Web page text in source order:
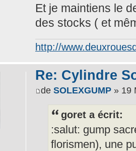
Et je maintiens le
des stocks ( et
http://
Re: Cylindre
de SOLEXGUMP » 19
goret a écrit:
:salut: gump
florismen), une